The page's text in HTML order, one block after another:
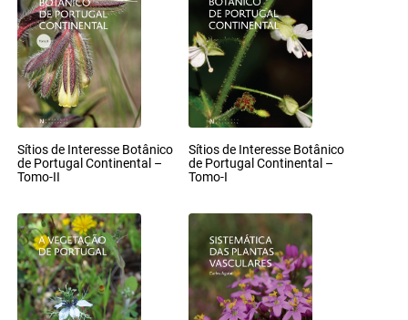
Sítios de Interesse Botânico
de Portugal Continental –
Tomo-II
Sítios de Interesse Botânico
de Portugal Continental –
Tomo-I